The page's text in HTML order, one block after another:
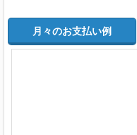
月々のお支払い例